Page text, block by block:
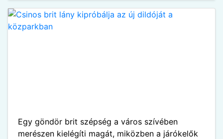
Egy göndör brit szépség a város szívében
merészen kielégíti magát, miközben a járókelők